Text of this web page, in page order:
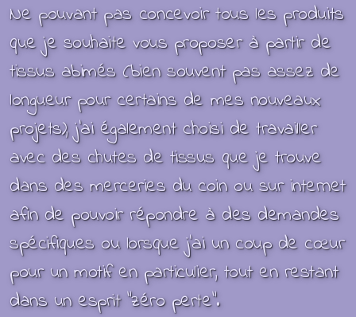
Ne pouvant pas concevoir tousles produits
que je souhaite vous proposer à partir de
tissus abimés (bien souvent pas assez de
longueur pour certains de mes nouveaux
projets), j’ai également choisi de travailler
avec des chutes de tissus que je trouve
dans des merceries du coin ou sur internet
afin de pouvoir répondre à des demandes
spécifiques ou lorsque j’ai un coup de cœur
pour un motif en particulier, tout en restant
dans un esprit “zéro perte”.